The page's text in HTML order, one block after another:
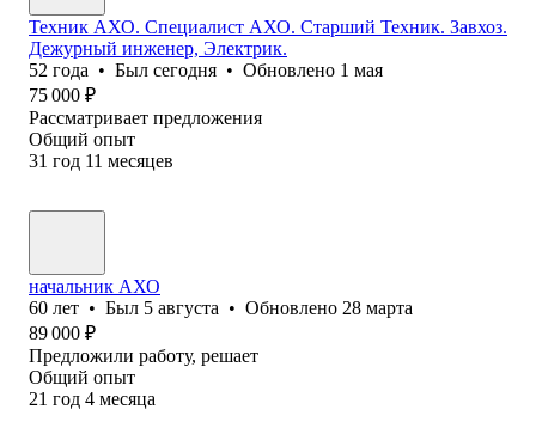
Техник АХО. Специалист АХО. Старший Техник. Завхоз.
Дежурный инженер, Электрик.
52 года • Был сегодня • Обновлено 1 мая
75 000 ₽
Рассматривает предложения
Общий опыт
31 год 11 месяцев
начальник АХО
60 лет • Был 5 августа • Обновлено 28 марта
89 000 ₽
Предложили работу, решает
Общий опыт
21 год 4 месяца